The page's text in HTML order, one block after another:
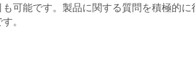
可能です。製品に関する質問を積極的
。